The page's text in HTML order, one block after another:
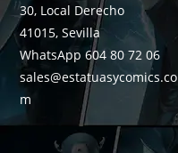
30, Local Derecho
41015, Sevilla
WhatsApp 604 80 72 06
sales@estatuasycomics.co
m